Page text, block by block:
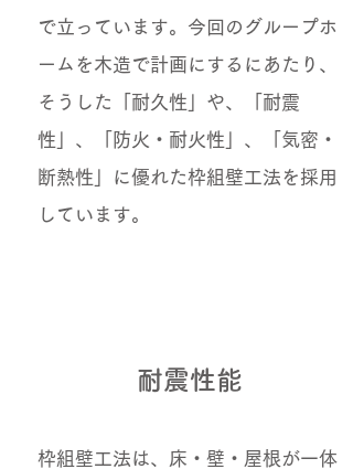
で立っています。今回のグループホ
ームを木造で計画にするにあたり、
そうした「耐久性」や、「耐震
性」、「防火・耐火性」、「気密・
断熱性」に優れた枠組壁工法を採用
しています。
耐震性能
枠組壁工法は、床・壁・屋根が一体